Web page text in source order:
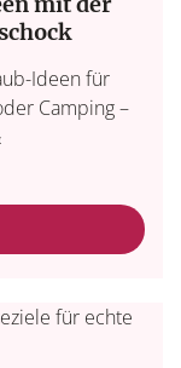
Ideen für
Camping –